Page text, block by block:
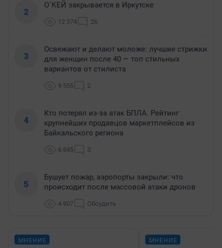
2
О`КЕЙ закрывается в Иркутске
12 374 26
3
Освежают и делают моложе: лучшие стрижки
для женщин после 40 — топ стильных
вариантов от стилиста
9 555 2
4
Кто потерял из-за атак БПЛА. Рейтинг
крупнейших продавцов маркетплейсов из
Байкальского региона
6 845 3
5
Бушует пожар, аэропорты закрыли: что
происходит после массовой атаки дронов
4 907 Обсудить
МНЕНИЕ МНЕНИЕ